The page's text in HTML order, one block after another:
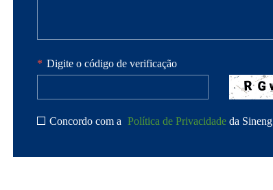
* Digite o código de verificação
Concordo com a Política de Privacidadeda Sineng